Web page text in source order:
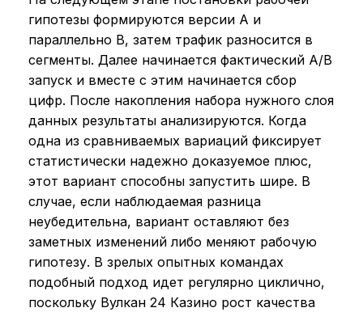
гипотезы формируются версии A и
параллельно B, затем трафик разносится в
сегменты. Далее начинается фактический A/B
запуск и вместе с этим начинается сбор
цифр. После накопления набора нужного слоя
данных результаты анализируются. Когда
одна из сравниваемых вариаций фиксирует
статистически надежно доказуемое плюс,
этот вариант способны запустить шире. В
случае, если наблюдаемая разница
неубедительна, вариант оставляют без
заметных изменений либо меняют рабочую
гипотезу. В зрелых опытных командах
подобный подход идет регулярно циклично,
поскольку Вулкан 24 Казино рост качества